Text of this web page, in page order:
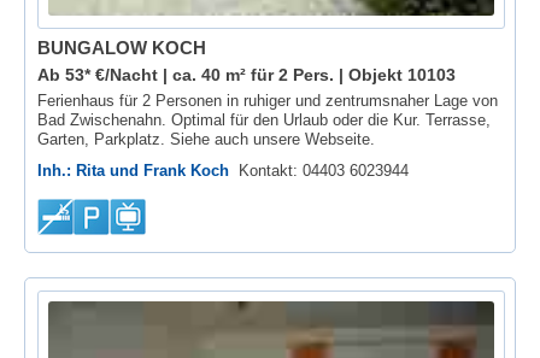
BUNGALOW KOCH
Ab 53* €/Nacht | ca. 40 m² für 2 Pers. | Objekt 10103
Ferienhaus für 2 Personen in ruhiger und zentrumsnaher Lage von
Bad Zwischenahn. Optimal für den Urlaub oder die Kur. Terrasse,
Garten, Parkplatz. Siehe auch unsere Webseite.
Inh.: Rita und Frank Koch
Kontakt: 04403 6023944